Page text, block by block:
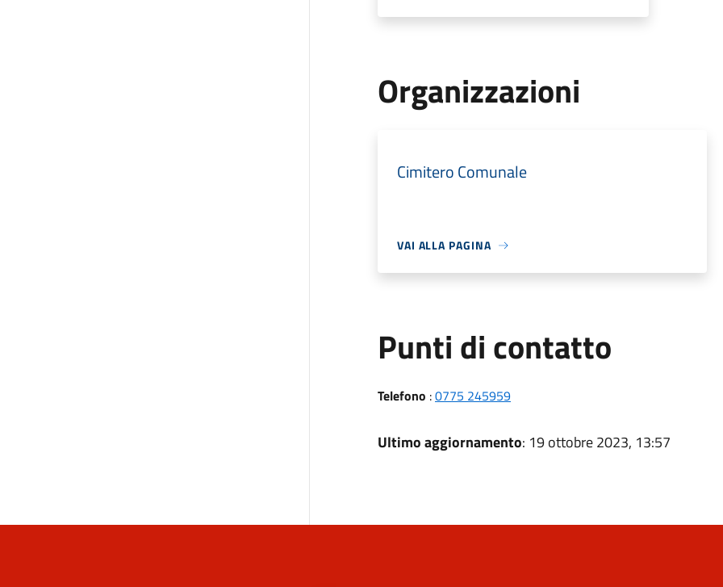
Organizzazioni
Cimitero Comunale
VAI ALLA PAGINA
Punti di contatto
Telefono :0775 245959
Ultimo aggiornamento: 19 ottobre 2023, 13:57